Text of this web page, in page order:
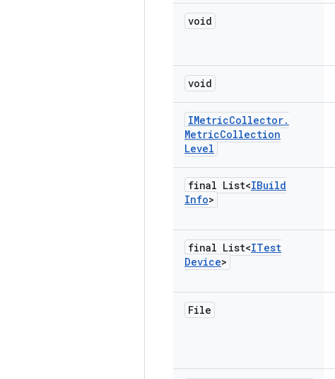
void
void
IMetricCollector.
MetricCollection
Level
final List<IBuild
Info>
final List<ITest
Device>
File